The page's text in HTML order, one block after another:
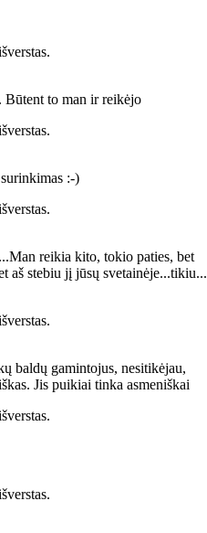
Būtent to man ir reikėjo
:-)
reikia kito, tokio paties, bet
aš stebiu jį jūsų svetainėje...tikiu...
baldų gamintojus, nesitikėjau,
Jis puikiai tinka asmeniškai